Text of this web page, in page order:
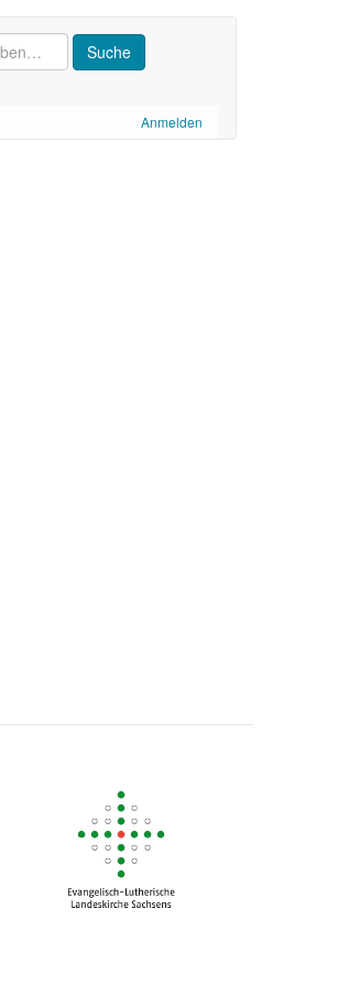
Anmelden